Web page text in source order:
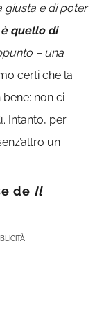
giusta e di poter
quello di
– una
certi che la
non ci
Intanto, per
un
de Il